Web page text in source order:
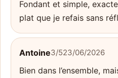
Fondant et simple,
plat que je refais sans
Antoine3/523/06/2026
Bien dans l’ensemble,